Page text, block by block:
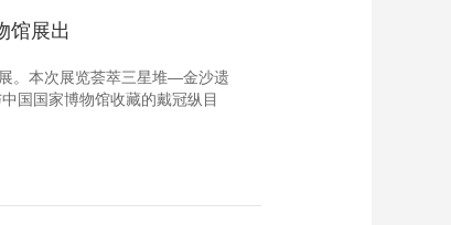
馆展出
。本次展览荟萃三星堆—金沙遗
国国家博物馆收藏的戴冠纵目